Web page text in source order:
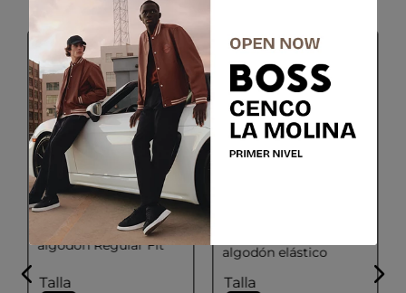
BOGGI MILANO
Camisa de sarga de
algodón Regular Fit
Talla
algodón elástico
Talla